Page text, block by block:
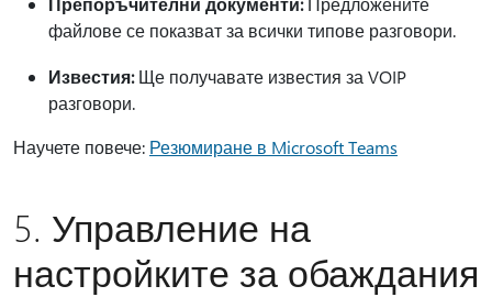
файлове се показват за всички типове разговори.
Известия:Ще получавате известия за VOIP
разговори.
Научете повече: Резюмиране в Microsoft Teams
5. Управление на
настройките за обаждания